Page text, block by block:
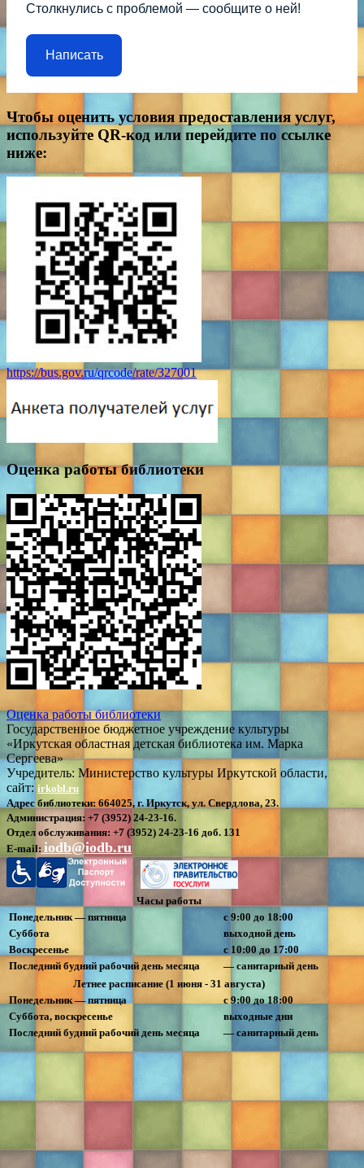
Столкнулись с проблемой — сообщите о ней!
Написать
Чтобы оценить условия предоставления услуг,
используйте QR-код или перейдите по ссылке
ниже:
https://bus.gov.ru/qrcode/rate/327001
Оценка работы библиотеки
Оценка работы библиотеки
Государственное бюджетное учреждение культуры
«Иркутская областная детская библиотека им. Марка
Сергеева»
Учредитель: Министерство культуры Иркутской области,
сайт: irkobl.ru
Адрес библиотеки: 664025, г. Иркутск, ул. Свердлова, 23.
Администрация: +7 (3952) 24-23-16.
Отдел обслуживания: +7 (3952) 24-23-16 доб. 131
E-mail: iodb@iodb.ru
Часы работы
Понедельник — пятница
с 9:00 до 18:00
Суббота
выходной день
Воскресенье
с 10:00 до 17:00
Последний будний рабочий день месяца
— санитарный день
Летнее расписание (1 июня - 31 августа)
Понедельник — пятница
с 9:00 до 18:00
Суббота, воскресенье
выходные дни
Последний будний рабочий день месяца
— санитарный день